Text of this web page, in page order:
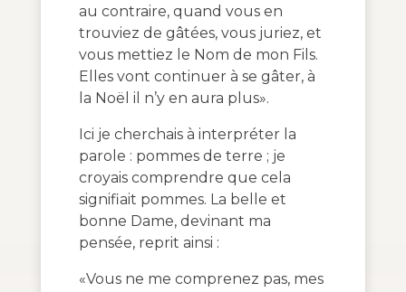
au contraire, quand vous en
trouviez de gâtées, vous juriez, et
vous mettiez le Nom de mon Fils.
Elles vont continuer à se gâter, à
la Noël il n’y en aura plus».
Ici je cherchais à interpréter la
parole : pommes de terre ; je
croyais comprendre que cela
signifiait pommes. La belle et
bonne Dame, devinant ma
pensée, reprit ainsi :
«Vous ne me comprenez pas, mes